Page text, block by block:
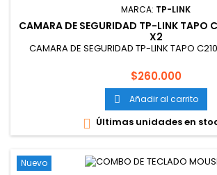
MARCA: TP-LINK
CAMARA DE SEGURIDAD TP-LINK TAPO
X2
CAMARA DE SEGURIDAD TP-LINK TAPO
Precio
$260.000
 Añadir al carrito
 Últimas unidades en
Nuevo